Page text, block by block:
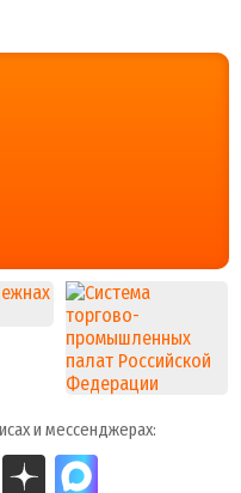
и мессенджерах: